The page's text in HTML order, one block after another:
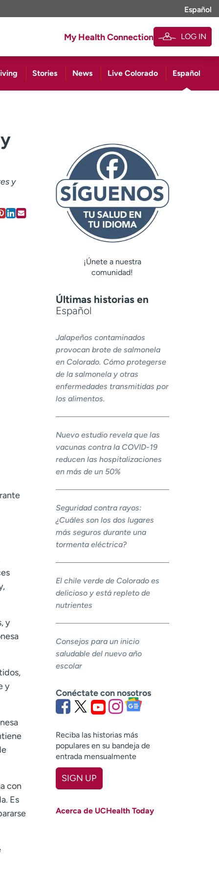
Español
My Health Connection LOG IN
Stories News Live Colorado Español
y
y
y
con
Es
¡Únete a nuestra
comunidad!
Últimas historias en
Español
Jalapeños contaminados
provocan brote de salmonela
en Colorado. Cómo protegerse
de la salmonela y otras
enfermedades transmitidas por
los alimentos.
Nuevo estudio revela que las
vacunas contra la COVID-19
reducen las hospitalizaciones
en más de un 50%
Seguridad contra rayos:
¿Cuáles son los dos lugares
más seguros durante una
tormenta eléctrica?
El chile verde de Colorado es
delicioso y está repleto de
nutrientes
Consejos para un inicio
saludable del nuevo año
escolar
Conéctate con nosotros
Reciba las historias más
populares en su bandeja de
entrada mensualmente
SIGN UP
Last name
Acerca de UCHealth Today